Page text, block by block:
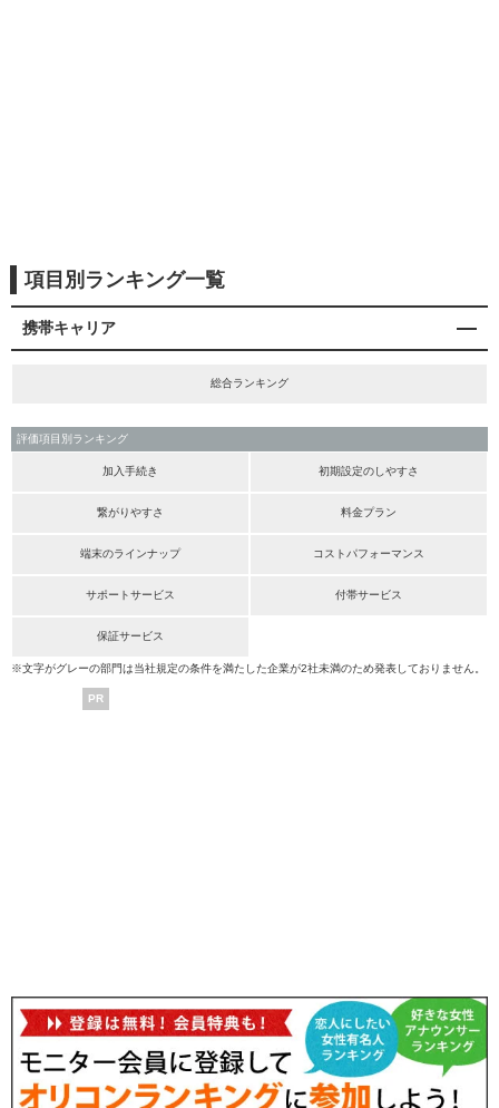
項目別ランキング一覧
携帯キャリア
総合ランキング
評価項目別ランキング
加入手続き 初期設定のしやすさ
繋がりやすさ 料金プラン
端末のラインナップ コストパフォーマンス
サポートサービス 付帯サービス
保証サービス
※文字がグレーの部門は当社規定の条件を満たした企業が2社未満のため発表しておりません。
PR